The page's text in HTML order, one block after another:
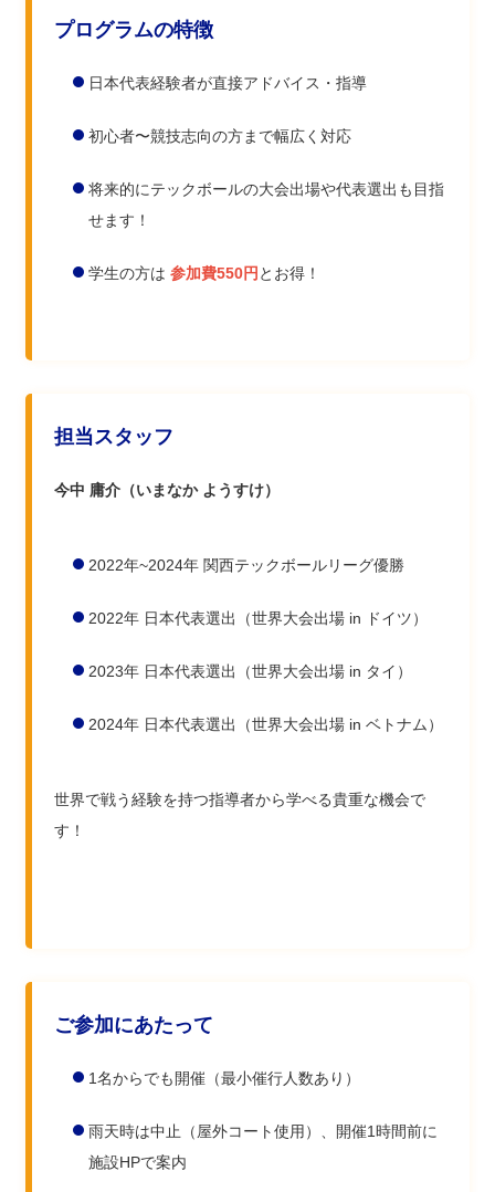
プログラムの特徴
日本代表経験者が直接アドバイス・指導
初心者〜競技志向の方まで幅広く対応
将来的にテックボールの大会出場や代表選出も目指
せます！
学生の方は参加費550円 とお得！
担当スタッフ
今中 庸介（いまなか ようすけ）
2022年~2024年 関西テックボールリーグ優勝
2022年 日本代表選出（世界大会出場 in ドイツ）
2023年 日本代表選出（世界大会出場 in タイ）
2024年 日本代表選出（世界大会出場 in ベトナム）
世界で戦う経験を持つ指導者から学べる貴重な機会で
す！
ご参加にあたって
1名からでも開催（最小催行人数あり）
雨天時は中止（屋外コート使用）、開催1時間前に
施設HPで案内